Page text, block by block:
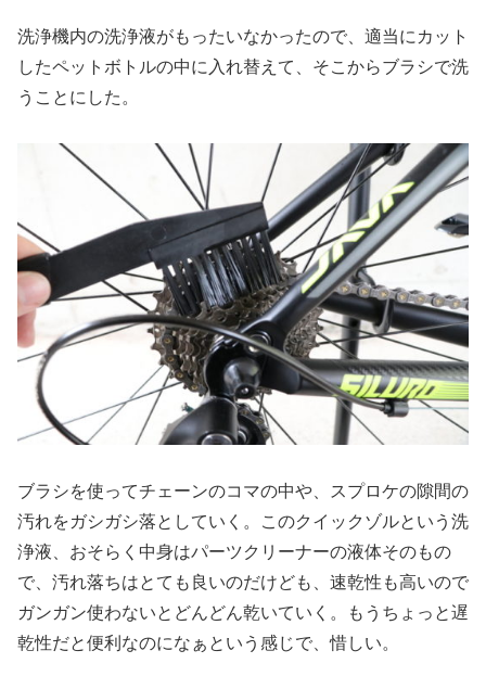
洗浄機内の洗浄液がもったいなかったので、適当にカット
したペットボトルの中に入れ替えて、そこからブラシで洗
うことにした。
ブラシを使ってチェーンのコマの中や、スプロケの隙間の
汚れをガシガシ落としていく。このクイックゾルという洗
浄液、おそらく中身はパーツクリーナーの液体そのもの
で、汚れ落ちはとても良いのだけども、速乾性も高いので
ガンガン使わないとどんどん乾いていく。もうちょっと遅
乾性だと便利なのになぁという感じで、惜しい。